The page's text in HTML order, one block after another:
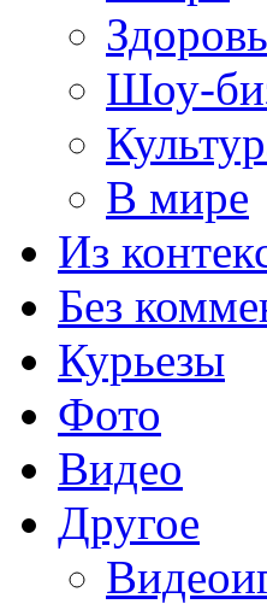
Шоу-
В мире
Из
Без
Курьезы
Фото
Видео
Другое